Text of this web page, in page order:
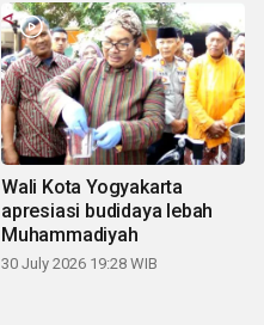
Wali Kota Yogyakarta
apresiasi budidaya lebah
Muhammadiyah
30 July 2026 19:28 WIB